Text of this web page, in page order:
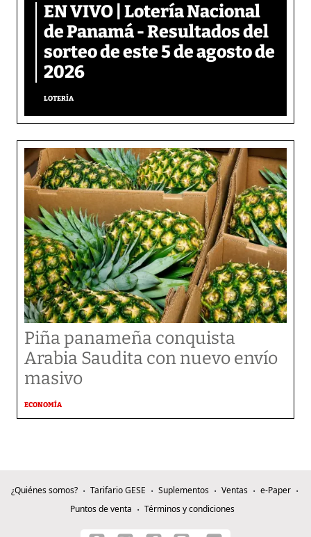
EN VIVO | Lotería Nacional
de Panamá - Resultados del
sorteo de este 5 de agosto de
2026
LOTERÍA
Piña panameña conquista
Arabia Saudita con nuevo envío
masivo
ECONOMÍA
¿Quiénes somos? Tarifario GESE Suplementos Ventas
e-Paper
Puntos de venta
Términos y condiciones